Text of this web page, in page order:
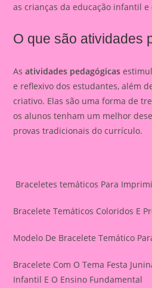
as crianças da educação infantil
O que são atividades
Asatividades pedagógicas
e reflexivo dos estudantes, além
criativo. Elas são uma forma de
os alunos tenham um melhor
provas tradicionais do currículo.
Braceletes temáticos Para
Bracelete Temáticos Coloridos E
Modelo De Bracelete Temático
Bracelete Com O Tema Festa
Infantil E O Ensino Fundamental